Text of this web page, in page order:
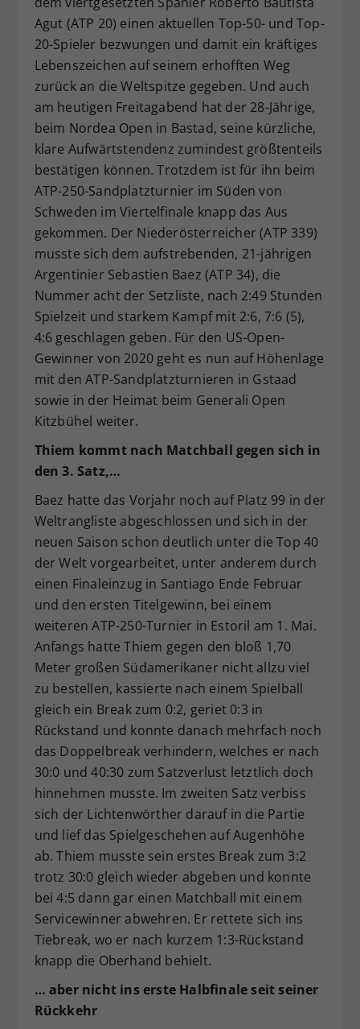
Agut (ATP 20) einen aktuellen Top-50- und Top-
20-Spieler bezwungen und damit ein kräftiges
Lebenszeichen auf seinem erhofften Weg
zurück an die Weltspitze gegeben. Und auch
am heutigen Freitagabend hat der 28-Jährige,
beim Nordea Open in Bastad, seine kürzliche,
klare Aufwärtstendenz zumindest größtenteils
bestätigen können. Trotzdem ist für ihn beim
ATP-250-Sandplatzturnier im Süden von
Schweden im Viertelfinale knapp das Aus
gekommen. Der Niederösterreicher (ATP 339)
musste sich dem aufstrebenden, 21-jährigen
Argentinier Sebastien Baez (ATP 34), die
Nummer acht der Setzliste, nach 2:49 Stunden
Spielzeit und starkem Kampf mit 2:6, 7:6 (5),
4:6 geschlagen geben. Für den US-Open-
Gewinner von 2020 geht es nun auf Höhenlage
mit den ATP-Sandplatzturnieren in Gstaad
sowie in der Heimat beim Generali Open
Kitzbühel weiter.
Thiem kommt nach Matchball gegen sich in
den 3. Satz,…
Baez hatte das Vorjahr noch auf Platz 99 in der
Weltrangliste abgeschlossen und sich in der
neuen Saison schon deutlich unter die Top 40
der Welt vorgearbeitet, unter anderem durch
einen Finaleinzug in Santiago Ende Februar
und den ersten Titelgewinn, bei einem
weiteren ATP-250-Turnier in Estoril am 1. Mai.
Anfangs hatte Thiem gegen den bloß 1,70
Meter großen Südamerikaner nicht allzu viel
zu bestellen, kassierte nach einem Spielball
gleich ein Break zum 0:2, geriet 0:3 in
Rückstand und konnte danach mehrfach noch
das Doppelbreak verhindern, welches er nach
30:0 und 40:30 zum Satzverlust letztlich doch
hinnehmen musste. Im zweiten Satz verbiss
sich der Lichtenwörther darauf in die Partie
und lief das Spielgeschehen auf Augenhöhe
ab. Thiem musste sein erstes Break zum 3:2
trotz 30:0 gleich wieder abgeben und konnte
bei 4:5 dann gar einen Matchball mit einem
Servicewinner abwehren. Er rettete sich ins
Tiebreak, wo er nach kurzem 1:3-Rückstand
knapp die Oberhand behielt.
… aber nicht ins erste Halbfinale seit seiner
Rückkehr
Zweck
Dieser Wert speichert Ihre Consent-
Einstellungen. Unter anderem eine
zufällig generierte ID, für die
historische Speicherung Ihrer
vorgenommen Einstellungen, falls der
Webseiten-Betreiber dies eingestellt
hat.